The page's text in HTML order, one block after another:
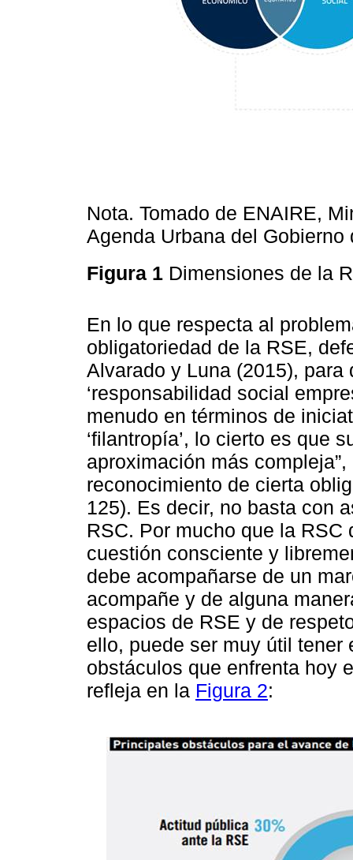
Nota. Tomado de ENAIRE,
Agenda Urbana del Gobierno
Figura 1 Dimensiones de la
En lo que respecta al
obligatoriedad de la RSE,
Alvarado y Luna (2015), para
‘responsabilidad social
menudo en términos de
‘filantropía’, lo cierto es que
aproximación más
reconocimiento de cierta
125). Es decir, no basta con
RSC. Por mucho que la
cuestión consciente y
debe acompañarse de un
acompañe y de alguna
espacios de RSE y de
ello, puede ser muy útil
obstáculos que enfrenta hoy
refleja en la Figura 2: